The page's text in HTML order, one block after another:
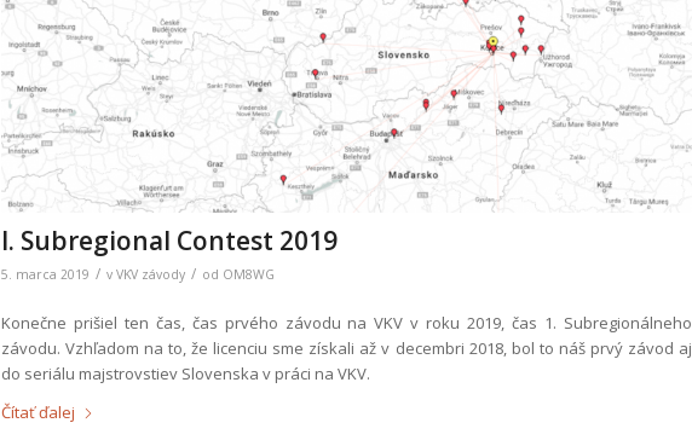
I. Subregional Contest 2019
5. marca 2019 / v VKV závody / od OM8WG
Konečne prišiel ten čas, čas prvého závodu na VKV v roku 2019, čas 1. Subregionálneho
závodu. Vzhľadom na to, že licenciu sme získali až v decembri 2018, bol to náš prvý závod aj
do seriálu majstrovstiev Slovenska v práci na VKV.
Čítať ďalej